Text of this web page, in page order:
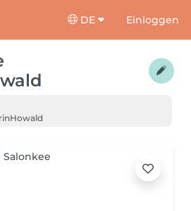
DE Einloggen
inHowald